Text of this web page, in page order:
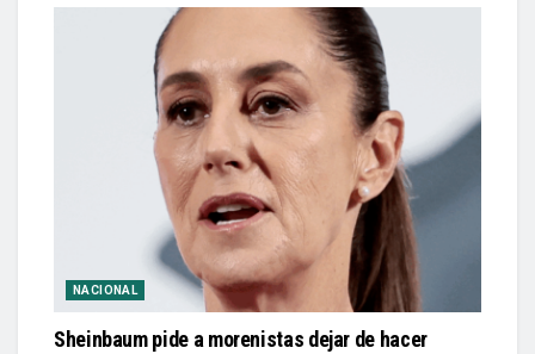
NACIONAL
Sheinbaum pide a morenistas dejar de hacer